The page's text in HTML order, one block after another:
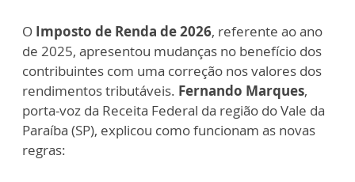
O Imposto de Renda de 2026, referente ao ano
de 2025, apresentou mudanças no benefício dos
contribuintes com uma correção nos valores dos
rendimentos tributáveis. Fernando Marques,
porta-voz da Receita Federal da região do Vale da
Paraíba (SP), explicou como funcionam as novas
regras: